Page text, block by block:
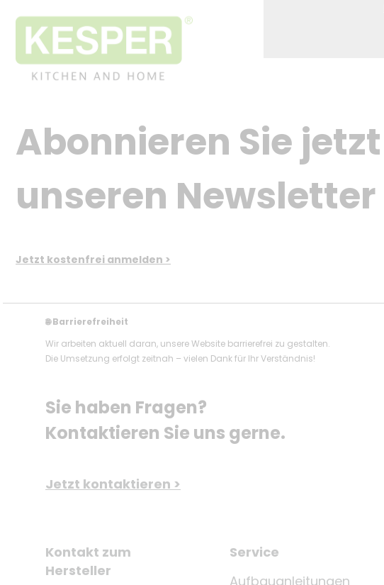
Abonnieren Sie jetzt
unseren Newsletter
Jetzt kostenfrei anmelden >
🌐Barrierefreiheit
Wir arbeiten aktuell daran, unsere Website barrierefrei zu gestalten.
Die Umsetzung erfolgt zeitnah – vielen Dank für Ihr Verständnis!
Sie haben Fragen?
Kontaktieren Sie uns gerne.
Jetzt kontaktieren >
Kontakt zum
Hersteller
Service
Aufbauanleitungen